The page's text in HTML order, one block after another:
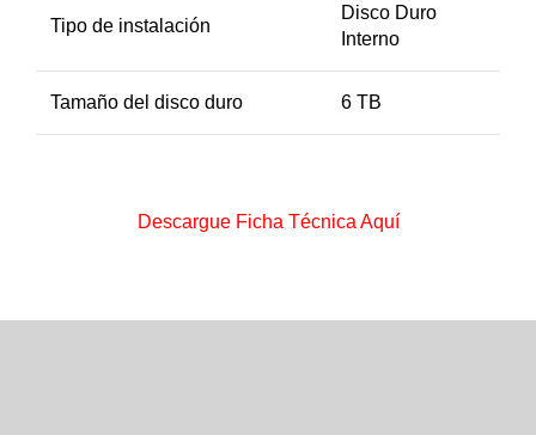
Tipo de instalación
Disco Duro
Interno
Tamaño del disco duro 6 TB
Descargue Ficha Técnica Aquí